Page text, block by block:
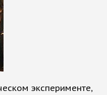
эксперименте,